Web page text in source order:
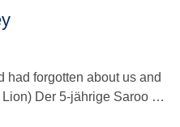
had forgotten about us and
Der 5-jährige Saroo …